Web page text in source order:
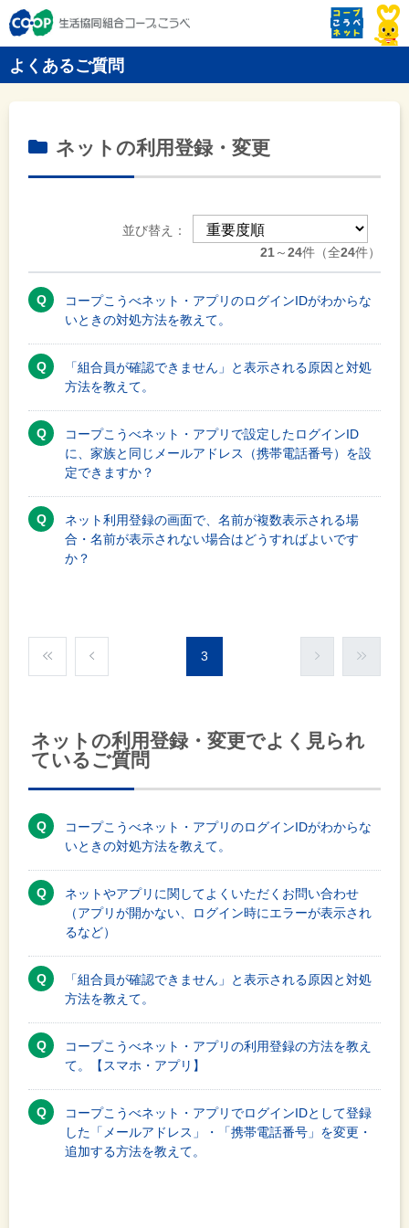
よくあるご質問
ネットの利用登録・変更
並び替え：
21～24件（全24件）
コープこうべネット・アプリのログインIDがわからな
いときの対処方法を教えて。
「組合員が確認できません」と表示される原因と対処
方法を教えて。
コープこうべネット・アプリで設定したログインID
に、家族と同じメールアドレス（携帯電話番号）を設
定できますか？
ネット利用登録の画面で、名前が複数表示される場
合・名前が表示されない場合はどうすればよいです
か？
3
ネットの利用登録・変更でよく見られ
ているご質問
コープこうべネット・アプリのログインIDがわからな
いときの対処方法を教えて。
ネットやアプリに関してよくいただくお問い合わせ
（アプリが開かない、ログイン時にエラーが表示され
るなど）
「組合員が確認できません」と表示される原因と対処
方法を教えて。
コープこうべネット・アプリの利用登録の方法を教え
て。【スマホ・アプリ】
コープこうべネット・アプリでログインIDとして登録
した「メールアドレス」・「携帯電話番号」を変更・
追加する方法を教えて。